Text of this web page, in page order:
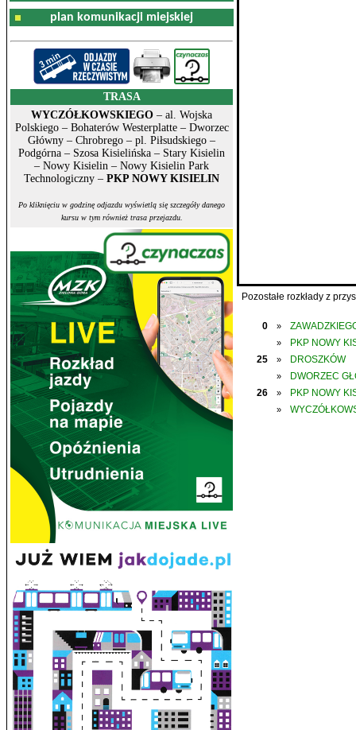
plan komunikacji miejskiej
TRASA
WYCZÓŁKOWSKIEGO – al. Wojska
Polskiego – Bohaterów Westerplatte – Dworzec
Główny – Chrobrego – pl. Piłsudskiego –
Podgórna – Szosa Kisielińska – Stary Kisielin
– Nowy Kisielin – Nowy Kisielin Park
Technologiczny – PKP NOWY KISIELIN
Po kliknięciu w godzinę odjazdu wyświetlą się szczegóły danego
kursu w tym również trasa przejazdu.
Pozostałe rozkłady z
0 »
»
PKP NOWY
25
» DROSZKÓW
»
DWORZEC
26
» PKP NOWY
»